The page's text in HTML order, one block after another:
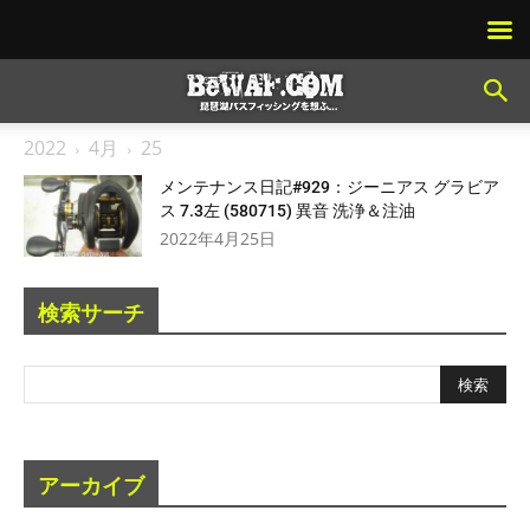
2022 4月 25
メンテナンス日記#929：ジーニアス グラビア
ス 7.3左 (580715) 異音 洗浄＆注油
2022年4月25日
検索サーチ
アーカイブ